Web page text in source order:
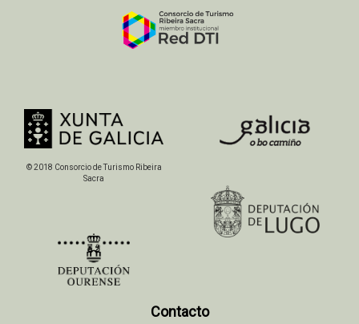
© 2018 Consorcio de Turismo Ribeira
Sacra
Contacto